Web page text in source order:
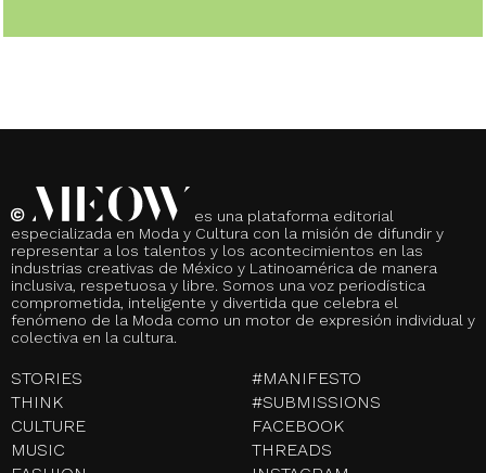
es una plataforma editorial
especializada en Moda y Cultura con la misión de difundir y
representar a los talentos y los acontecimientos en las
industrias creativas de México y Latinoamérica de manera
inclusiva, respetuosa y libre. Somos una voz periodística
comprometida, inteligente y divertida que celebra el
fenómeno de la Moda como un motor de expresión individual y
colectiva en la cultura.
STORIES
THINK
CULTURE
MUSIC
#MANIFESTO
#SUBMISSIONS
FACEBOOK
THREADS